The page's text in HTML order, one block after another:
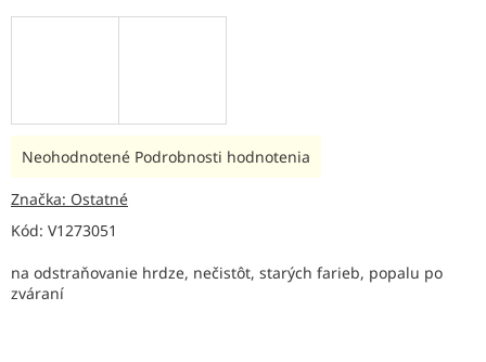
Kód: V1273051
na odstraňovanie hrdze, nečistôt, starých farieb, popalu po
zváraní
Priemerné
produktu
0,0
5
hviezdičiek.
Neohodnotené Podrobnosti hodnotenia
Značka: Ostatné